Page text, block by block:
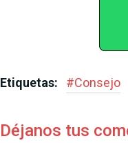
Etiquetas: #Consejo
Déjanos tus